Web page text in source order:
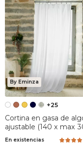
By Eminza
+25
Cortina en gasa de
ajustable (140 x max
cm) Blanco Chantilly
En existencias